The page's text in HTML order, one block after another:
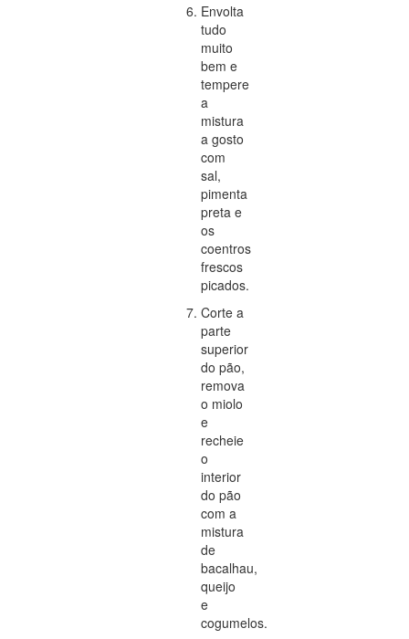
Envolta
tudo
muito
bem e
tempere
a
mistura
a gosto
com
sal,
pimenta
preta e
os
coentros
frescos
picados.
Corte a
parte
superior
do pão,
remova
o miolo
e
recheie
o
interior
do pão
com a
mistura
de
bacalhau,
queijo
e
cogumelos.